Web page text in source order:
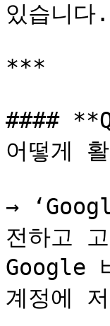
있습니다.
***
####
어떻게
→
전하고
Google
계정에